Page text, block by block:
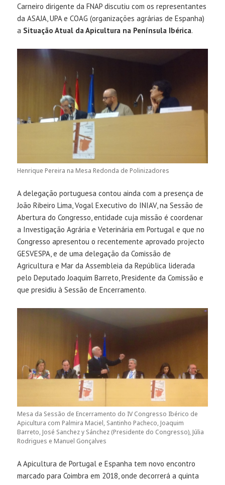
Carneiro dirigente da FNAP discutiu com os representantes
da ASAJA, UPA e COAG (organizações agrárias de Espanha)
a Situação Atual da Apicultura na Península Ibérica.
Henrique Pereira na Mesa Redonda de Polinizadores
A delegação portuguesa contou ainda com a presença de
João Ribeiro Lima, Vogal Executivo do INIAV, na Sessão de
Abertura do Congresso, entidade cuja missão é coordenar
a Investigação Agrária e Veterinária em Portugal e que no
Congresso apresentou o recentemente aprovado projecto
GESVESPA, e de uma delegação da Comissão de
Agricultura e Mar da Assembleia da República liderada
pelo Deputado Joaquim Barreto, Presidente da Comissão e
que presidiu à Sessão de Encerramento.
Mesa da Sessão de Encerramento do IV Congresso Ibérico de
Apicultura com Palmira Maciel, Santinho Pacheco, Joaquim
Barreto, José Sanchez y Sánchez (Presidente do Congresso), Júlia
Rodrigues e Manuel Gonçalves
A Apicultura de Portugal e Espanha tem novo encontro
marcado para Coimbra em 2018, onde decorrerá a quinta